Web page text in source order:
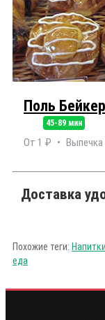
Поль
45-89 мин
От 1 ₽ Выпечка
Доставка
Похожие теги: Напитки
еда